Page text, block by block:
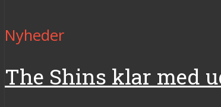
Nyheder
The Shins klar med